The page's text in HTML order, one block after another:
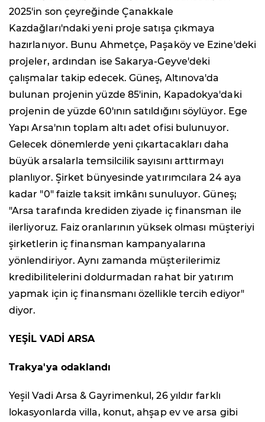
2025'in son çeyreğinde Çanakkale
Kazdağları'ndaki yeni proje satışa çıkmaya
hazırlanıyor. Bunu Ahmetçe, Paşaköy ve Ezine'deki
projeler, ardından ise Sakarya-Geyve'deki
çalışmalar takip edecek. Güneş, Altınova'da
bulunan projenin yüzde 85'inin, Kapadokya'daki
projenin de yüzde 60'ının satıldığını söylüyor. Ege
Yapı Arsa'nın toplam altı adet ofisi bulunuyor.
Gelecek dönemlerde yeni çıkartacakları daha
büyük arsalarla temsilcilik sayısını arttırmayı
planlıyor. Şirket bünyesinde yatırımcılara 24 aya
kadar "0" faizle taksit imkânı sunuluyor. Güneş;
"Arsa tarafında krediden ziyade iç finansman ile
ilerliyoruz. Faiz oranlarının yüksek olması müşteriyi
şirketlerin iç finansman kampanyalarına
yönlendiriyor. Aynı zamanda müşterilerimiz
kredibilitelerini doldurmadan rahat bir yatırım
yapmak için iç finansmanı özellikle tercih ediyor"
diyor.
YEŞİL VADİ ARSA
Trakya'ya odaklandı
Yeşil Vadi Arsa & Gayrimenkul, 26 yıldır farklı
lokasyonlarda villa, konut, ahşap ev ve arsa gibi